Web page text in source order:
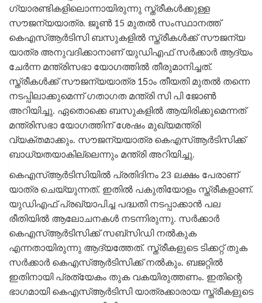
ഗ്യാരണ്ടികളിലൊന്നായിരുന്നു സ്ത്രീകൾക്കുള്ള
സൗജന്യയാത്ര. ജൂൺ 15 മുതൽ സംസ്ഥാനത്ത്
കെഎസ്ആർടിസി ബസുകളിൽ സ്ത്രീകൾക്ക് സൗജന്യ
യാത്ര അനുവദിക്കാനാണ് യുഡിഎഫ് സര്‍ക്കാര്‍ ആദ്യം
ചേര്‍ന്ന മന്ത്രിസഭാ യോഗത്തിൽ തീരുമാനിച്ചത്.
സ്ത്രീകള്‍ക്ക് സൗജന്യയാത്ര 15ാം തീയതി മുതല്‍ തന്നെ
നടപ്പിലാക്കുമെന്ന് ഗതാഗത മന്ത്രി സി പി ജോണ്‍
അറിയിച്ചു. ഏതൊക്കെ ബസുകളില്‍ ആയിരിക്കുമെന്നത്
മന്ത്രിസഭാ യോഗത്തിന് ശേഷം മുഖ്യമന്ത്രി
വ്യക്തമാക്കും. സൗജന്യയാത്ര കെഎസ്ആര്‍ടിസിക്ക്
ബാധ്യതയാകില്ലെന്നും മന്ത്രി അറിയിച്ചു.
കെഎസ്ആര്‍ടിസിയില്‍ പ്രതിദിനം 23 ലക്ഷം പേരാണ്
യാത്ര ചെയ്യുന്നത്. ഇതില്‍ പകുതിയോളം സ്ത്രീകളാണ്.
യുഡിഎഫ് പ്രഖ്യാപിച്ച പദ്ധതി നടപ്പാക്കാന്‍ പല
രീതിയില്‍ ആലോചനകൾ നടന്നിരുന്നു. സര്‍ക്കാര്‍
കെഎസ്ആര്‍ടിസിക്ക് സബ്‌സിഡി നല്‍കുക
എന്നതായിരുന്നു ആദ്യത്തേത്. സ്ത്രീകളുടെ ടിക്കറ്റ് തുക
സര്‍ക്കാര്‍ കെഎസ്ആര്‍ടിസിക്ക് നല്‍കും. ബജറ്റില്‍
ഇതിനായി പ്രത്യേകം തുക വകയിരുത്തണം. ഇതിന്റെ
ഭാഗമായി കെഎസ്ആര്‍ടിസി യാത്രക്കാരായ സ്ത്രീകളുടെ